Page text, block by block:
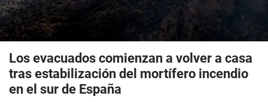
Los evacuados comienzan a volver a casa
tras estabilización del mortífero incendio
en el sur de España